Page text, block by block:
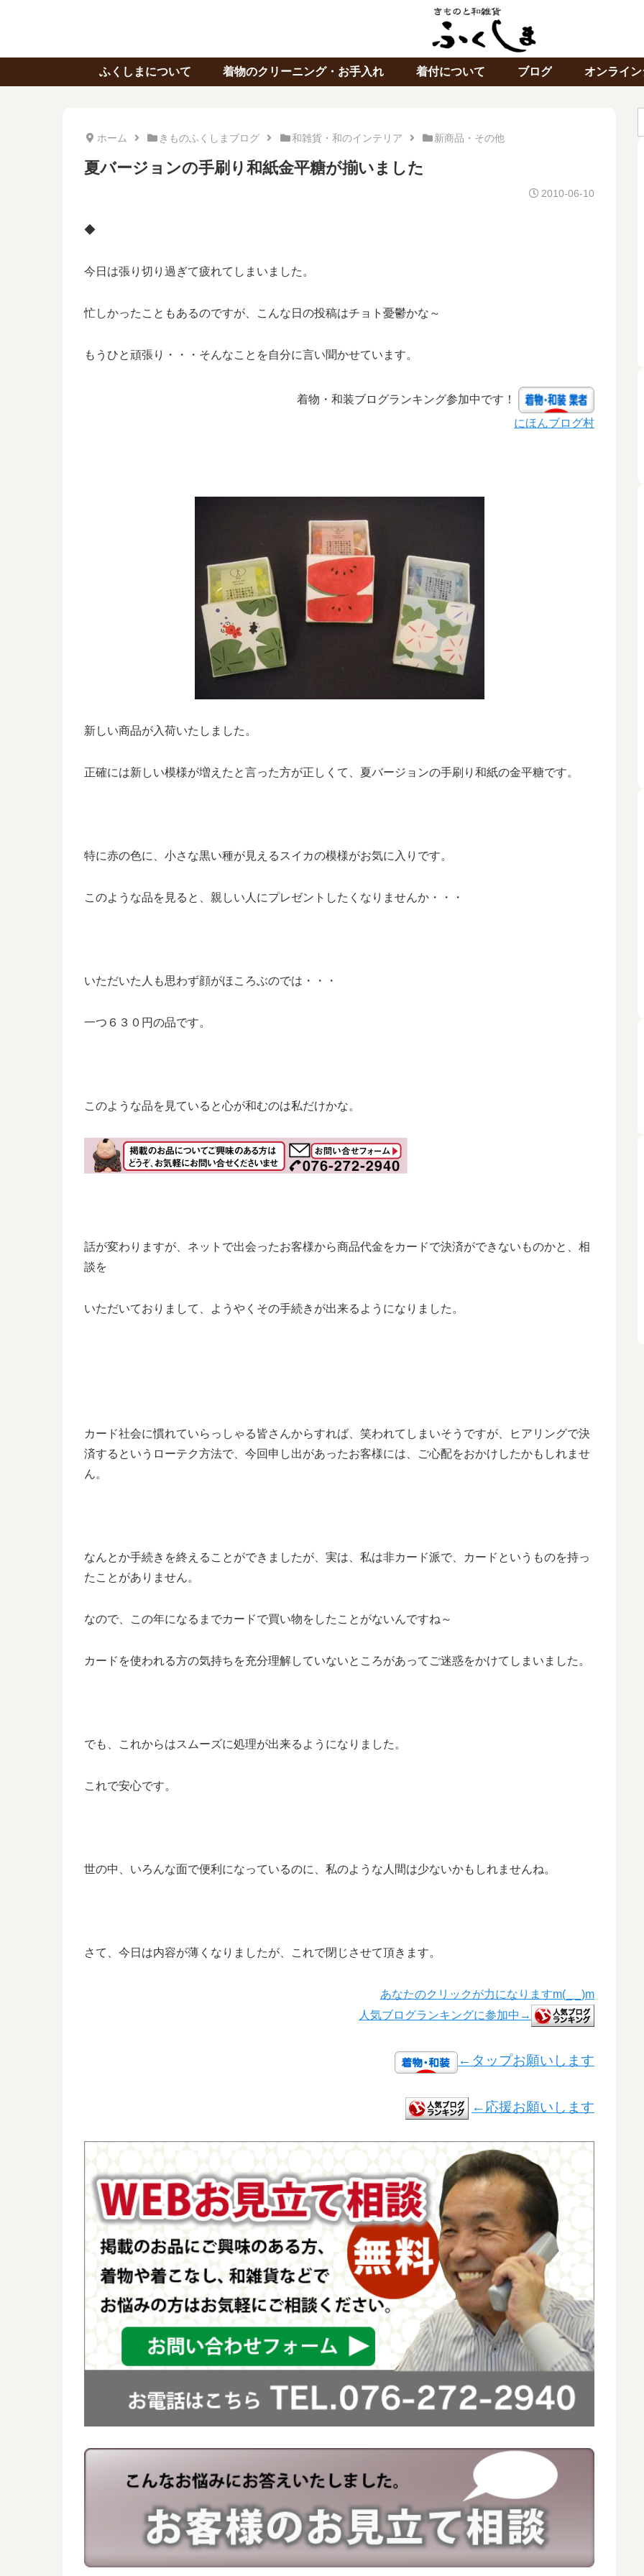
ふくしまについて 着物のクリーニング・お手入れ 着付について ブログ オンライ
ホーム きものふくしまブログ 和雑貨・和のインテリア 新商品・その他
夏バージョンの手刷り和紙金平糖が揃いました
2010-06-10
◆
今日は張り切り過ぎて疲れてしまいました。
忙しかったこともあるのですが、こんな日の投稿はチョト憂鬱かな～
もうひと頑張り・・・そんなことを自分に言い聞かせています。
着物・和装ブログランキング参加中です！
にほんブログ村
新しい商品が入荷いたしました。
正確には新しい模様が増えたと言った方が正しくて、夏バージョンの手刷り和紙の金平糖です。
特に赤の色に、小さな黒い種が見えるスイカの模様がお気に入りです。
このような品を見ると、親しい人にプレゼントしたくなりませんか・・・
いただいた人も思わず顔がほころぶのでは・・・
一つ６３０円の品です。
このような品を見ていると心が和むのは私だけかな。
話が変わりますが、ネットで出会ったお客様から商品代金をカードで決済ができないものかと、相
談を
いただいておりまして、ようやくその手続きが出来るようになりました。
カード社会に慣れていらっしゃる皆さんからすれば、笑われてしまいそうですが、ヒアリングで決
済するというローテク方法で、今回申し出があったお客様には、ご心配をおかけしたかもしれませ
ん。
なんとか手続きを終えることができましたが、実は、私は非カード派で、カードというものを持っ
たことがありません。
なので、この年になるまでカードで買い物をしたことがないんですね～
カードを使われる方の気持ちを充分理解していないところがあってご迷惑をかけてしまいました。
でも、これからはスムーズに処理が出来るようになりました。
これで安心です。
世の中、いろんな面で便利になっているのに、私のような人間は少ないかもしれませんね。
さて、今日は内容が薄くなりましたが、これで閉じさせて頂きます。
あなたのクリックが力になりますm(_ _)m
人気ブログランキングに参加中→
←タップお願いします
←応援お願いします